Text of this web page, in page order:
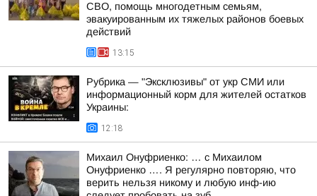
СВО, помощь многодетным семьям,
эвакуированным их тяжелых районов боевых
действий
13:15
Рубрика — "Эксклюзивы" от укр СМИ или
информационный корм для жителей остатков
Украины:
12:18
Михаил Онуфриенко: … с Михаилом
Онуфриенко …. Я регулярно повторяю, что
верить нельзя никому и любую инф-ию